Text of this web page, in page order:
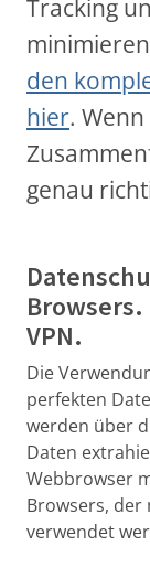
Tracking
den
hier.
genau
VPN.
Die
perfekten
werden über
Daten
Webbrowser
Browsers, der
verwendet